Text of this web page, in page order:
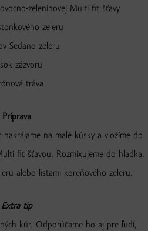
zeleninovej Multi fit šťavy
zeleru
Sedano zeleru
zázvoru
tráva
Príprava
na malé kúsky a vložíme do
fit šťavou. Rozmixujeme do hladka.
alebo listami koreňového zeleru.
Extra tip
kúr. Odporúčame ho aj pre ľudí,